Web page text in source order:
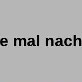
mal nach